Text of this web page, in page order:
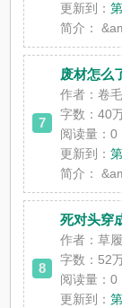
更新到：
简介：
7
废材怎么
作者：卷
字数：40
阅读量：0
更新到：
简介：
8
死对头穿
作者：草履
字数：52
阅读量：0
更新到：